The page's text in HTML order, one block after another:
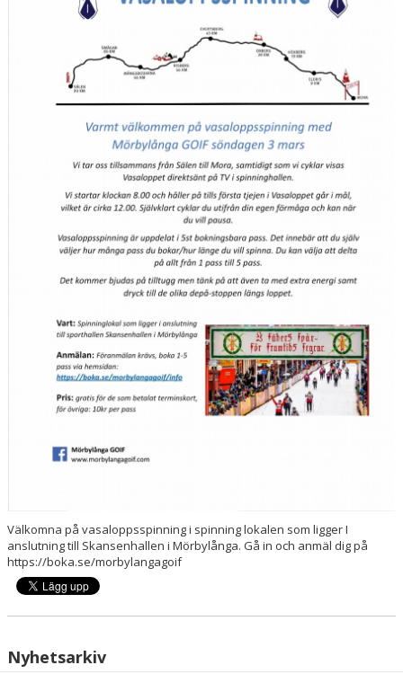
Välkomna på vasaloppsspinning i spinning lokalen som ligger I
anslutning till Skansenhallen i Mörbylånga. Gå in och anmäl dig på
https://boka.se/morbylangagoif
Nyhetsarkiv